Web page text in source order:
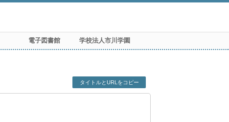
電子図書館 学校法人市川学園
タイトルとURLをコピー